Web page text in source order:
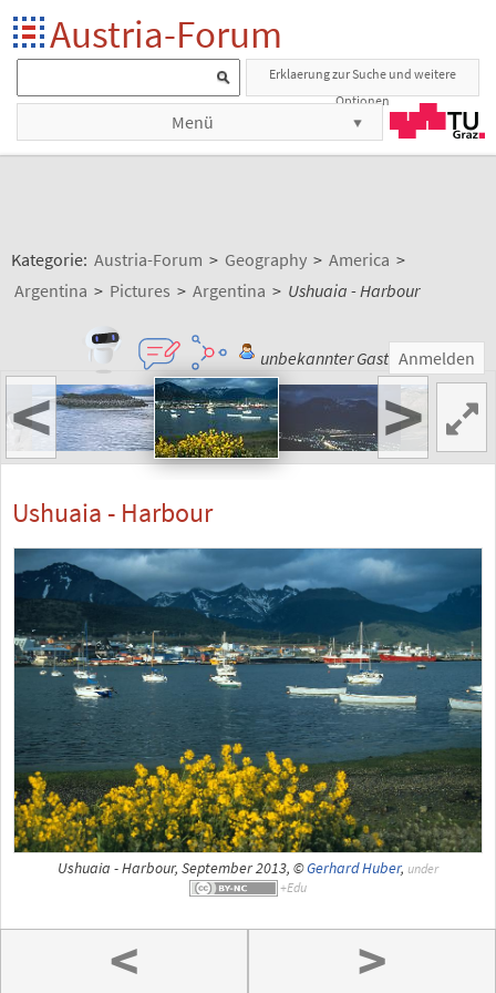
Austria-Forum
Erklaerung zur Suche und weitere
Optionen
Menü
Kategorie: Austria-Forum > Geography > America >
Argentina > Pictures > Argentina > Ushuaia - Harbour
unbekannter Gast Anmelden
< >
Ushuaia - Harbour
Ushuaia - Harbour, September 2013, ©Gerhard Huber, under
< >